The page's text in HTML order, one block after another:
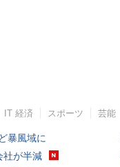
IT 経済 スポーツ 芸能
暴風域に
社が半減